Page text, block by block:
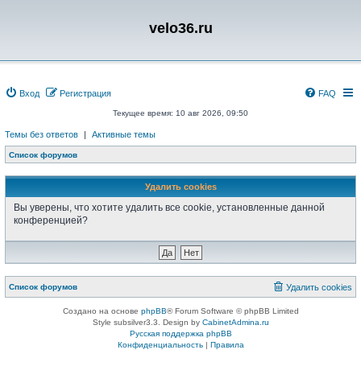
velo36.ru
Вход Регистрация FAQ
Текущее время: 10 авг 2026, 09:50
Темы без ответов | Активные темы
Список форумов
Удалить cookies
Вы уверены, что хотите удалить все cookie, установленные данной
конференцией?
Список форумов Удалить cookies
Создано на основе phpBB® Forum Software © phpBB Limited
Style subsilver3.3. Design by CabinetAdmina.ru
Русская поддержка phpBB
Конфиденциальность| Правила